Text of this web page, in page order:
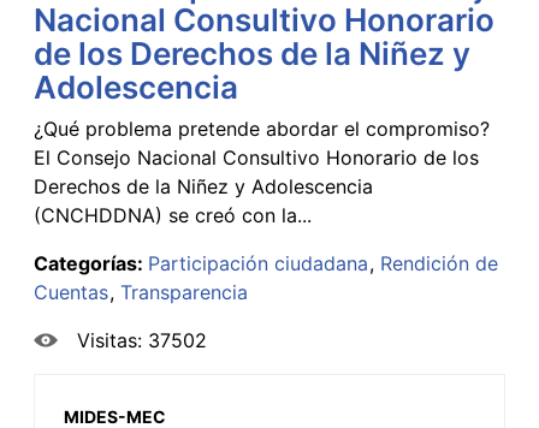
Nacional Consultivo Honorario
de los Derechos de la Niñez y
Adolescencia
¿Qué problema pretende abordar el compromiso?
El Consejo Nacional Consultivo Honorario de los
Derechos de la Niñez y Adolescencia
(CNCHDDNA) se creó con la...
Categorías: Participación ciudadana Rendición de
Cuentas Transparencia
Visitas: 37502
MIDES-MEC